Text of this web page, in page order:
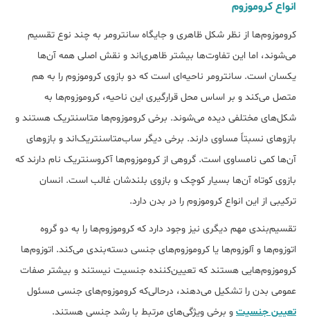
انواع کروموزوم
کروموزوم‌ها از نظر شکل ظاهری و جایگاه سانترومر به چند نوع تقسیم
می‌شوند، اما این تفاوت‌ها بیشتر ظاهری‌اند و نقش اصلی همه آن‌ها
یکسان است. سانترومر ناحیه‌ای است که دو بازوی کروموزوم را به هم
متصل می‌کند و بر اساس محل قرارگیری این ناحیه، کروموزوم‌ها به
شکل‌های مختلفی دیده می‌شوند. برخی کروموزوم‌ها متاسنتریک هستند و
بازوهای نسبتاً مساوی دارند. برخی دیگر ساب‌متاسنتریک‌اند و بازوهای
آن‌ها کمی نامساوی است. گروهی از کروموزوم‌ها آکروسنتریک نام دارند که
بازوی کوتاه آن‌ها بسیار کوچک و بازوی بلندشان غالب است. انسان
ترکیبی از این انواع کروموزوم را در بدن دارد.
تقسیم‌بندی مهم دیگری نیز وجود دارد که کروموزوم‌ها را به دو گروه
اتوزوم‌ها و آلوزوم‌ها یا کروموزوم‌های جنسی دسته‌بندی می‌کند. اتوزوم‌ها
کروموزوم‌هایی هستند که تعیین‌کننده جنسیت نیستند و بیشتر صفات
عمومی بدن را تشکیل می‌دهند، درحالی‌که کروموزوم‌های جنسی مسئول
تعیین جنسیت و برخی ویژگی‌های مرتبط با رشد جنسی هستند.